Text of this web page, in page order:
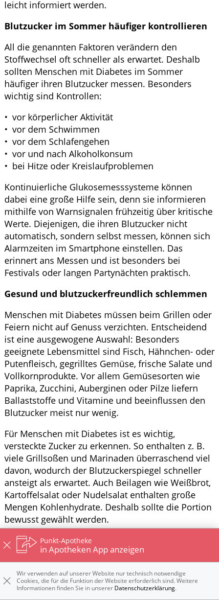
leicht informiert werden.
Blutzucker im Sommer häufiger kontrollieren
All die genannten Faktoren verändern den
Stoffwechsel oft schneller als erwartet. Deshalb
sollten Menschen mit Diabetes im Sommer
häufiger ihren Blutzucker messen. Besonders
wichtig sind Kontrollen:
vor körperlicher Aktivität
vor dem Schwimmen
vor dem Schlafengehen
vor und nach Alkoholkonsum
bei Hitze oder Kreislaufproblemen
Kontinuierliche Glukosemesssysteme können
dabei eine große Hilfe sein, denn sie informieren
mithilfe von Warnsignalen frühzeitig über kritische
Werte. Diejenigen, die ihren Blutzucker nicht
automatisch, sondern selbst messen, können sich
Alarmzeiten im Smartphone einstellen. Das
erinnert ans Messen und ist besonders bei
Festivals oder langen Partynächten praktisch.
Gesund und blutzuckerfreundlich schlemmen
Menschen mit Diabetes müssen beim Grillen oder
Feiern nicht auf Genuss verzichten. Entscheidend
ist eine ausgewogene Auswahl: Besonders
geeignete Lebensmittel sind Fisch, Hähnchen- oder
Putenfleisch, gegrilltes Gemüse, frische Salate und
Vollkornprodukte. Vor allem Gemüsesorten wie
Paprika, Zucchini, Auberginen oder Pilze liefern
Ballaststoffe und Vitamine und beeinflussen den
Blutzucker meist nur wenig.
Für Menschen mit Diabetes ist es wichtig,
versteckte Zucker zu erkennen. So enthalten z. B.
viele Grillsoßen und Marinaden überraschend viel
davon, wodurch der Blutzuckerspiegel schneller
ansteigt als erwartet. Auch Beilagen wie Weißbrot,
Kartoffelsalat oder Nudelsalat enthalten große
Mengen Kohlenhydrate. Deshalb sollte die Portion
bewusst gewählt werden.
Komplett auf Eis, Kuchen oder süße Getränke zu
verzichten ist nicht zwingend notwendig.
Entscheidend ist, die Menge im Blick zu behalten
und den Einfluss auf den Blutzucker zu
berücksichtigen. Frisches Obst kann eine gute
Punkt-Apotheke
in Apotheken App anzeigen
Wir verwenden auf unserer Website nur technisch notwendige
Cookies, die für die Funktion der Website erforderlich sind. Weitere
Informationen finden Sie in unserer Datenschutzerklärung.